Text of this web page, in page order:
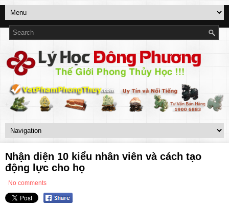
Nhận diện 10 kiểu nhân viên và cách tạo
động lực cho họ
No comments